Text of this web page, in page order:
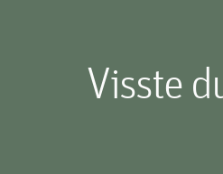
Visste